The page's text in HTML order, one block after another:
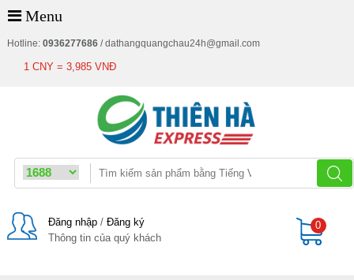
Menu
Hotline: 0936277686/dathangquangchau24h@gmail.com
1 CNY = 3,985 VNĐ
Đăng nhập/ Đăng ký
Thông tin của quý khách
0